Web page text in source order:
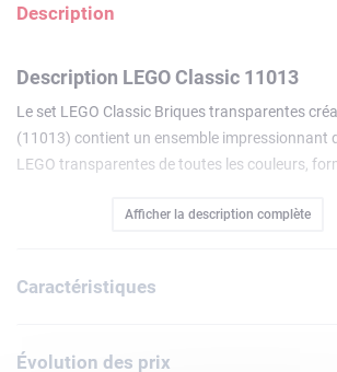
Description
Description LEGO Classic 11013
Le set LEGO Classic Briques transparentes
(11013) contient un ensemble impressionnant
LEGO transparentes de toutes les couleurs,
roues LEGO. Tout ce dont les enfants ont
Un set parfait pour les constructeurs de 4 ans et
licorne, un oiseau rose,un sorcier avec une table
Afficher la description complète
Caractéristiques
Évolution des prix